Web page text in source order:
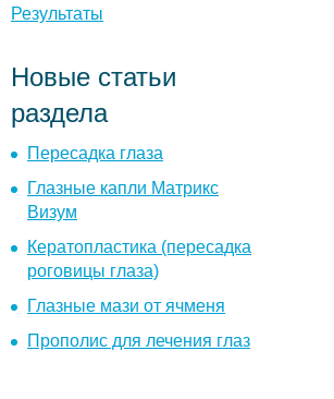
Результаты
Новые статьи
раздела
Пересадка глаза
Глазные капли Матрикс
Визум
Кератопластика (пересадка
роговицы глаза)
Глазные мази от ячменя
Прополис для лечения глаз